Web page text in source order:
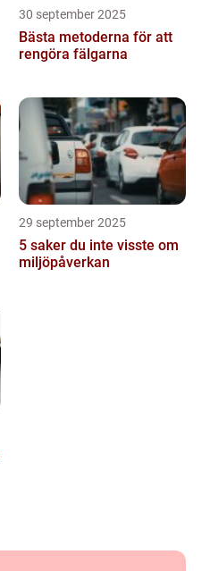
30 september 2025
Bästa metoderna för att
rengöra fälgarna
29 september 2025
5 saker du inte visste om
miljöpåverkan